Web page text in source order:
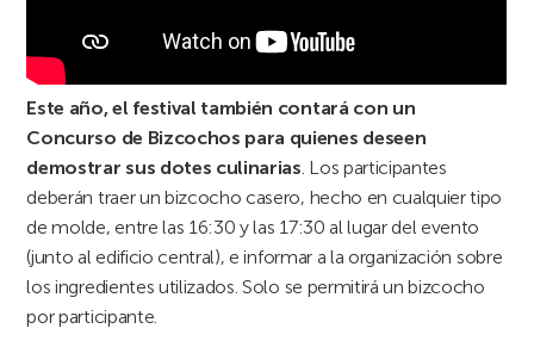
Este año, el festival también contará con un
Concurso de Bizcochos para quienes deseen
demostrar sus dotes culinarias . Los participantes
deberán traer un bizcocho casero, hecho en cualquier tipo
de molde, entre las 16:30 y las 17:30 al lugar del evento
(junto al edificio central), e informar a la organización sobre
los ingredientes utilizados. Solo se permitirá un bizcocho
por participante.